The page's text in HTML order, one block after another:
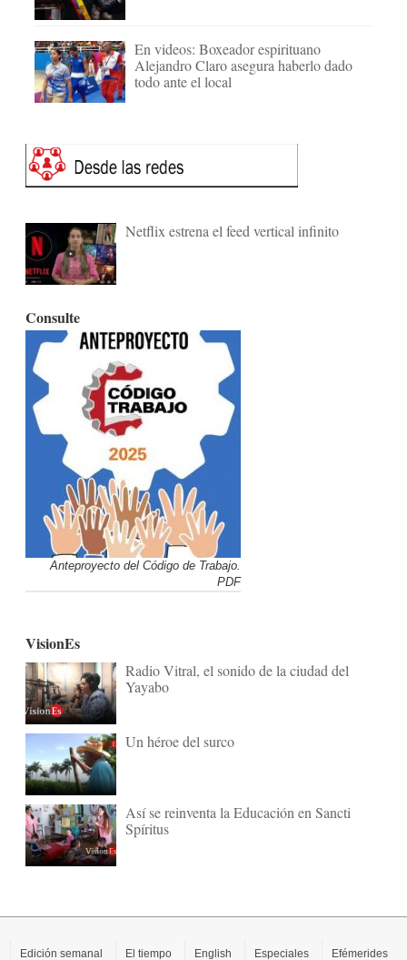
En videos: Boxeador espirituano
Alejandro Claro asegura haberlo dado
todo ante el local
Netflix estrena el feed vertical infinito
Consulte
Anteproyecto del Código de Trabajo.
PDF
VisionEs
Radio Vitral, el sonido de la ciudad del
Yayabo
Un héroe del surco
Así se reinventa la Educación en Sancti
Spíritus
Edición semanal El tiempo English Especiales Efémerides